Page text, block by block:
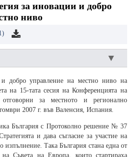
за иновации и добро
ниво
и добро управление на местно ниво на
на 15-тата сесия на Конференцията на
отговорни за местното и регионално
2007 г. във Валенсия, Испания.
България с Протоколно решение № 37
и дава съгласие за участие на
изпълнение. Така България стана една от
Съвета на Европа, които стартираха